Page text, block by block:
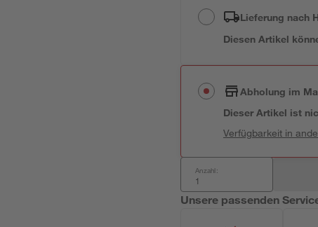
Lieferung nach
Diesen Artikel
Abholung im
Dieser Artikel ist
Verfügbarkeit in
Anzahl:
Unsere passenden